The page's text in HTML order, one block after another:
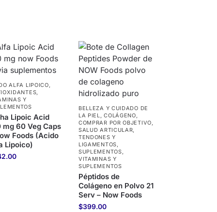
ALFA LIPOICO
Y
Lipoic Acid
mg 60 Veg Caps
Foods (Acido
Lipoico)
BELLEZA Y CUIDADO DE
LA PIEL
,COLÁGENO
COMPRAR POR OBJETIVO
SALUD ARTICULAR,
TENDONES Y
LIGAMENTOS
SUPLEMENTOS
VITAMINAS Y
SUPLEMENTOS
Péptidos de
Colágeno en Polvo 21
Serv – Now Foods
$399.00